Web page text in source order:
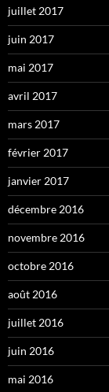
juillet 2017
juin 2017
mai 2017
avril 2017
mars 2017
février 2017
janvier 2017
décembre 2016
novembre 2016
octobre 2016
août 2016
juillet 2016
juin 2016
mai 2016